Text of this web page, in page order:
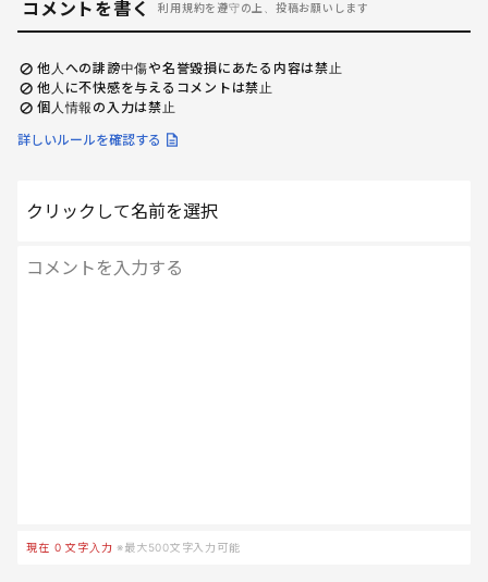
コメントを書く 利用規約を遵守の上、投稿お願いします
他人への誹謗中傷や名誉毀損にあたる内容は禁止
他人に不快感を与えるコメントは禁止
個人情報の入力は禁止
詳しいルールを確認する
クリックして名前を選択
現在 0 文字入力 ※最大500文字入力可能